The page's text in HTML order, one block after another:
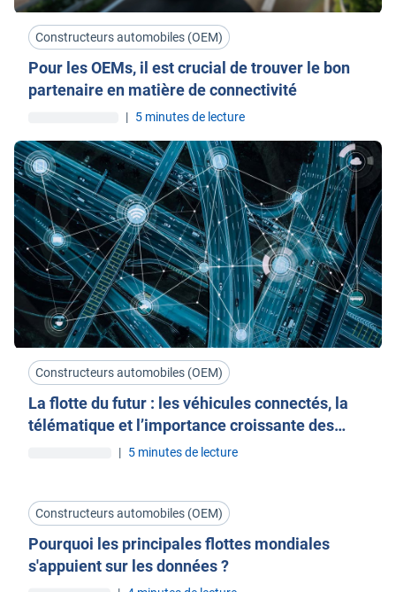
Constructeurs automobiles (OEM)
Pour les OEMs, il est crucial de trouver le bon
partenaire en matière de connectivité
| 5 minutes de lecture
Constructeurs automobiles (OEM)
La flotte du futur : les véhicules connectés, la
télématique et l’importance croissante des
| 5 minutes de lecture
Constructeurs automobiles (OEM)
Pourquoi les principales flottes mondiales
s'appuient sur les données ?